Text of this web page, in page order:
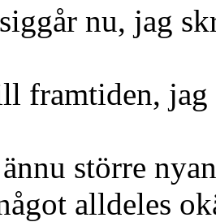
nu, jag
framtiden,
större
alldeles